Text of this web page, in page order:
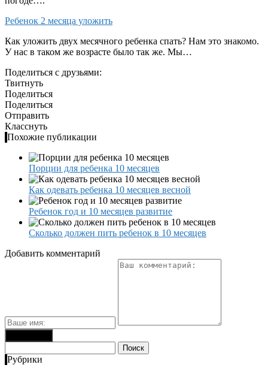
Ребенок 2 месяца уложить
Как уложить двух месячного ребенка спать? Нам это знакомо.
У нас в таком же возрасте было так же. Мы…
Поделиться с друзьями:
Твитнуть
Поделиться
Поделиться
Отправить
Класснуть
Похожие публикации
Порции для ребенка 10 месяцев
Как одевать ребенка 10 месяцев весной
Ребенок год и 10 месяцев развитие
Сколько должен пить ребенок в 10 месяцев
Добавить комментарий
Рубрики